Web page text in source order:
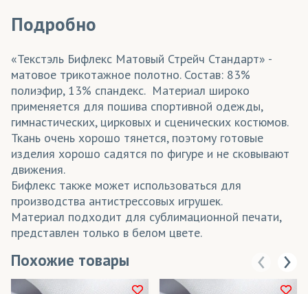
Подробно
«Текстэль Бифлекс Матовый Стрейч Стандарт» -
матовое трикотажное полотно. Состав: 83%
полиэфир, 13% спандекс. Материал широко
применяется для пошива спортивной одежды,
гимнастических, цирковых и сценических костюмов.
Ткань очень хорошо тянется, поэтому готовые
изделия хорошо садятся по фигуре и не сковывают
движения.
Бифлекс также может использоваться для
производства антистрессовых игрушек.
Материал подходит для сублимационной печати,
представлен только в белом цвете.
Похожие товары